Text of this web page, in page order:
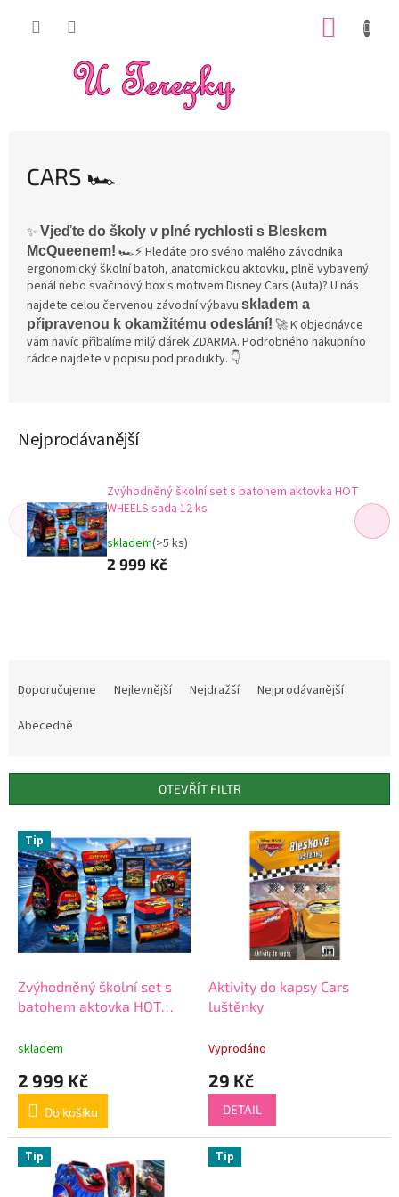
CARS 🏎️
✨ Vjeďte do školy v plné rychlosti s Bleskem
McQueenem! 🏎️⚡ Hledáte pro svého malého závodníka
ergonomický školní batoh, anatomickou aktovku, plně vybavený
penál nebo svačinový box s motivem Disney Cars (Auta)? U nás
najdete celou červenou závodní výbavu skladem a
připravenou k okamžitému odeslání! 🚀 K objednávce
vám navíc přibalíme milý dárek ZDARMA. Podrobného nákupního
rádce najdete v popisu pod produkty. 👇
Nejprodávanější
Zvýhodněný školní set s batohem aktovka HOT
WHEELS sada 12 ks
skladem(>5 ks)
2 999 Kč
r
Doporučujeme Nejlevnější Nejdražší
Nejprodávanější
Abecedně
OTEVŘÍT FILTR
V
p
p
Tip
Zvýhodněný školní set s
batohem aktovka HOT
skladem
2 999 Kč
Do košíku
Aktivity do kapsy Cars
luštěnky
Vyprodáno
29 Kč
DETAIL
Tip Tip